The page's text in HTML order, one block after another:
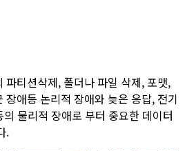
파티션삭제, 폴더나 파일 삭제, 포맷,
장애등 논리적 장애와 늦은 응답, 전기
물리적 장애로 부터 중요한 데이터
.